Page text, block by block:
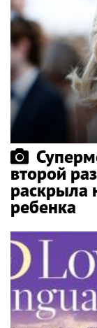
второй
раскрыла
ребенка